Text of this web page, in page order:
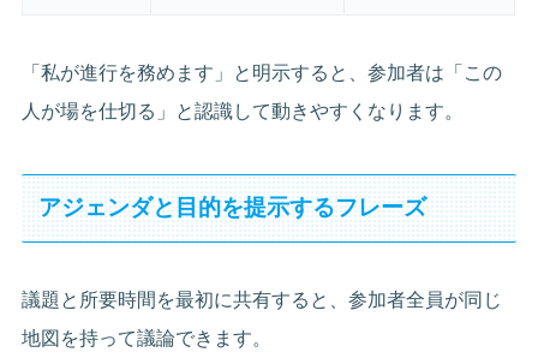
「私が進行を務めます」と明示すると、参加者は「この
人が場を仕切る」と認識して動きやすくなります。
アジェンダと目的を提示するフレーズ
議題と所要時間を最初に共有すると、参加者全員が同じ
地図を持って議論できます。